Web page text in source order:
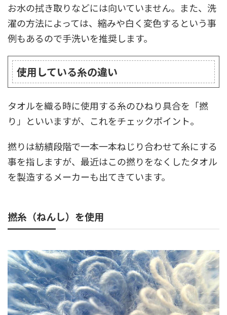
お水の拭き取りなどには向いていません。また、洗
濯の方法によっては、縮みや白く変色するという事
例もあるので手洗いを推奨します。
使用している糸の違い
タオルを織る時に使用する糸のひねり具合を「撚
り」といいますが、これをチェックポイント。
撚りは紡績段階で一本一本ねじり合わせて糸にする
事を指しますが、最近はこの撚りをなくしたタオル
を製造するメーカーも出てきています。
撚糸（ねんし）を使用